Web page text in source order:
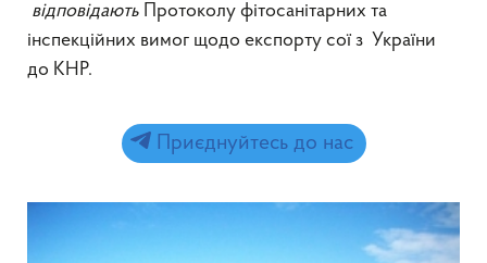
відповідають Протоколу фітосанітарних та
інспекційних вимог щодо експорту сої з України
до КНР.
Приєднуйтесь до нас